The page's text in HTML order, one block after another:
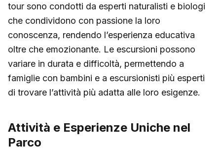
tour sono condotti da esperti naturalisti e biologi
che condividono con passione la loro
conoscenza, rendendo l’esperienza educativa
oltre che emozionante. Le escursioni possono
variare in durata e difficoltà, permettendo a
famiglie con bambini e a escursionisti più esperti
di trovare l’attività più adatta alle loro esigenze.
Attività e Esperienze Uniche nel
Parco